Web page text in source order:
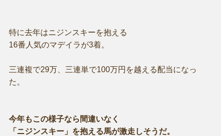
特に去年はニジンスキーを抱える
16番人気のマデイラが3着。
三連複で29万、三連単で100万円を越える配当になっ
た。
今年もこの様子なら間違いなく
「ニジンスキー」を抱える馬が激走しそうだ。